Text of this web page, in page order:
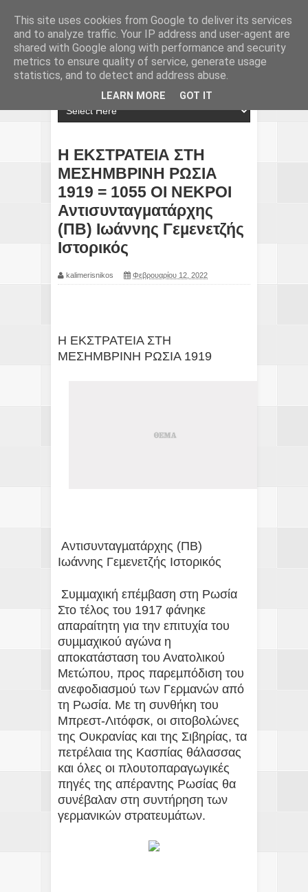
Η ΕΚΣΤΡΑΤΕΙΑ ΣΤΗ
ΜΕΣΗΜΒΡΙΝΗ ΡΩΣΙΑ
1919 = 1055 ΟΙ ΝΕΚΡΟΙ
Αντισυνταγµατάρχης
(ΠΒ) Ιωάννης Γεµενετζής
Ιστορικός
kalimerisnikos Φεβρουαρίου 12, 2022
Η ΕΚΣΤΡΑΤΕΙΑ ΣΤΗ
ΜΕΣΗΜΒΡΙΝΗ ΡΩΣΙΑ 1919
Αντισυνταγµατάρχης (ΠΒ)
Ιωάννης Γεµενετζής Ιστορικός
Συµµαχική επέµβαση στη Ρωσία
Στο τέλος του 1917 φάνηκε
απαραίτητη για την επιτυχία του
συµµαχικού αγώνα η
αποκατάσταση του Ανατολικού
Μετώπου, προς παρεµπόδιση του
ανεφοδιασµού των Γερµανών από
τη Ρωσία. Με τη συνθήκη του
Μπρεστ-Λιτόφσκ, οι σιτοβολώνες
της Ουκρανίας και της Σιβηρίας, τα
πετρέλαια της Κασπίας θάλασσας
και όλες οι πλουτοπαραγωγικές
πηγές της απέραντης Ρωσίας θα
συνέβαλαν στη συντήρηση των
γερµανικών στρατευµάτων.
This site uses cookies from Google to deliver its services
and to analyze traffic. Your IP address and user-agent are
shared with Google along with performance and security
metrics to ensure quality of service, generate usage
statistics, and to detect and address abuse.
LEARN MORE GOT IT